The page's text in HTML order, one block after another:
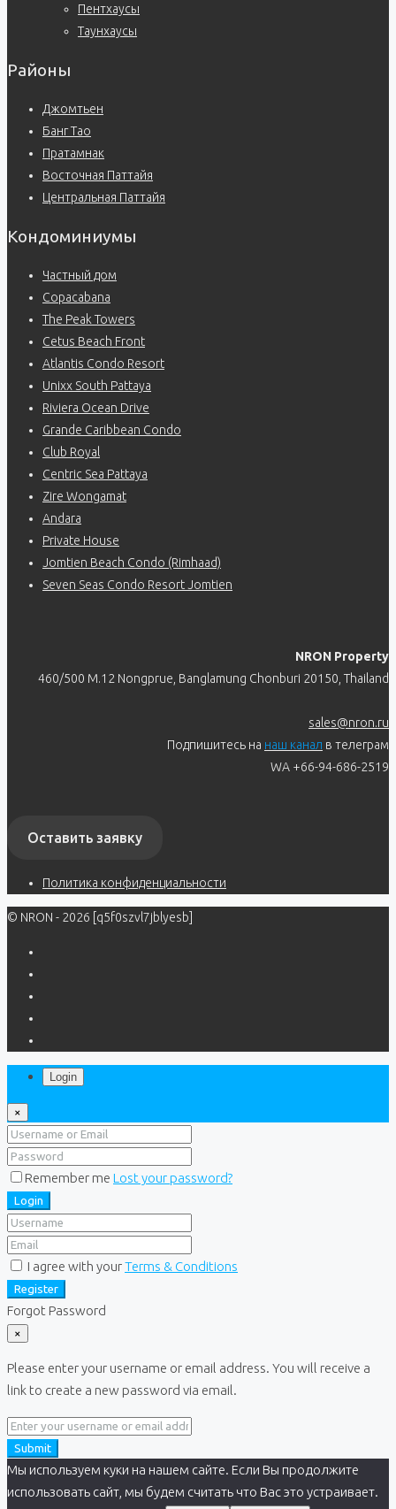
Пентхаусы
Таунхаусы
Районы
Джомтьен
Банг Тао
Пратамнак
Восточная Паттайя
Центральная Паттайя
Кондоминиумы
Частный дом
Copacabana
The Peak Towers
Cetus Beach Front
Atlantis Condo Resort
Unixx South Pattaya
Riviera Ocean Drive
Grande Caribbean Condo
Club Royal
Centric Sea Pattaya
Zire Wongamat
Andara
Private House
Jomtien Beach Condo (Rimhaad)
Seven Seas Condo Resort Jomtien
NRON Property
460/500 M.12 Nongprue, Banglamung Chonburi 20150, Thailand
sales@nron.ru
Подпишитесь на наш канал в телеграм
WA +66-94-686-2519
Оставить заявку
Политика конфиденциальности
© NRON - 2026 [q5f0szvl7jblyesb]
Login
×
Remember me Lost your password?
Login
I agree with yourTerms & Conditions
Register
Forgot Password
×
Please enter your username or email address. You will receive a
link to create a new password via email.
Submit
Мы используем куки на нашем сайте. Если Вы продолжите
использовать сайт, мы будем считать что Вас это устраивает.